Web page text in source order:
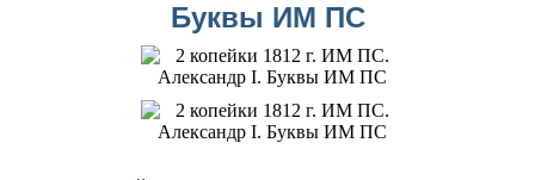
Памятные и юбилейные
Германская оккупация
Александр II (1855-1881)
Николай I (1825-1855)
Платина, золото
Александр I (1801-1825)
Буквы ИМ ПС